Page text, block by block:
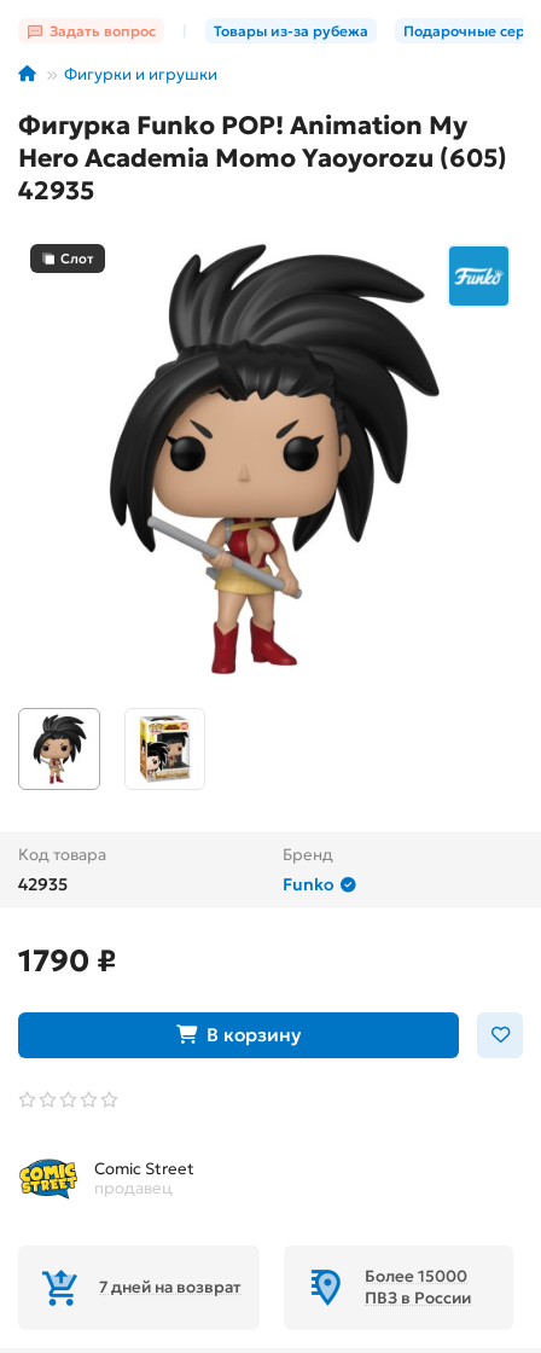
Задать вопрос Товары из-за рубежа Подарочные
Фигурки и игрушки
Фигурка Funko POP! Animation My
Hero Academia Momo Yaoyorozu (605)
42935
Слот
Код товара
42935
Бренд
Funko
1790 ₽
В корзину
Comic Street
продавец
7 дней на возврат
Более 15000
ПВЗ в России